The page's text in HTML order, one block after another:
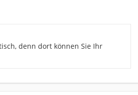
denn dort können Sie Ihr